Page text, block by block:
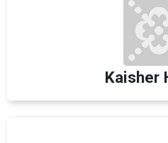
Kaisher